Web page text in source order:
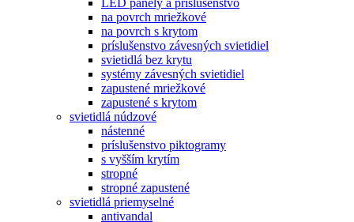
LED panely a príslušenstvo
na povrch mriežkové
na povrch s krytom
príslušenstvo závesných svietidiel
svietidlá bez krytu
systémy závesných svietidiel
zapustené mriežkové
zapustené s krytom
svietidlá núdzové
nástenné
príslušenstvo piktogramy
s vyšším krytím
stropné
stropné zapustené
svietidlá priemyselné
antivandal